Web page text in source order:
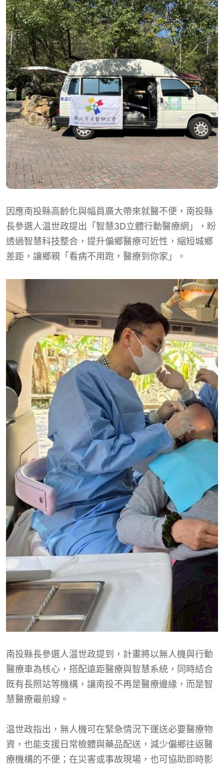
因應南投縣高齡化與幅員廣大帶來就醫不便，南投縣
長參選人温世政提出「智慧3D立體行動醫療網」，盼
透過智慧科技整合，提升偏鄉醫療可近性，縮短城鄉
差距，讓鄉親「看病不用跑，醫療到你家」。
南投縣長參選人温世政提到，計畫將以無人機與行動
醫療車為核心，搭配遠距醫療與智慧系統，同時結合
既有長照站等機構，讓南投不再是醫療邊緣，而是智
慧醫療最前線。
温世政指出，無人機可在緊急情況下運送必要醫療物
資，也能支援日常檢體與藥品配送，減少偏鄉往返醫
療機構的不便；在災害或事故現場，也可協助即時影